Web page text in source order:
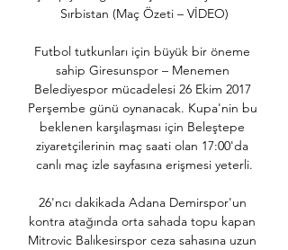
Sırbistan (Maç Özeti – VİDEO)
Futbol tutkunları için büyük bir öneme
sahip Giresunspor – Menemen
Belediyespor mücadelesi 26 Ekim 2017
Perşembe günü oynanacak. Kupa'nin bu
beklenen karşılaşması için Beleştepe
ziyaretçilerinin maç saati olan 17:00'da
canlı maç izle sayfasına erişmesi yeterli.
26'ncı dakikada Adana Demirspor'un
kontra atağında orta sahada topu kapan
Mitrovic Balıkesirspor ceza sahasına uzun